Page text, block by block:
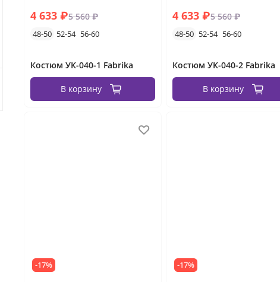
4 633 ₽5 560 ₽
48-50 52-54 56-60
Костюм УК-040-1 Fabrika
В корзину
4 633 ₽5 560 ₽
48-50 52-54 56-60
Костюм УК-040-2 Fabrika
В корзину
-17% -17%